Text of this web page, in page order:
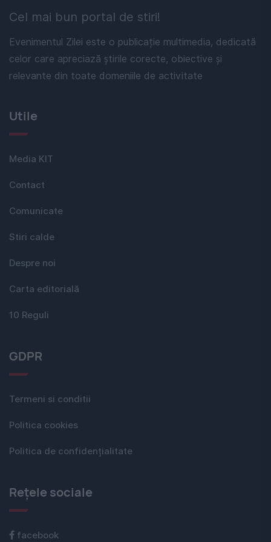
Cel mai bun portal de stiri!
Evenimentul Zilei este o publicație multimedia, dedicată
celor care apreciază știrile corecte, obiective și
relevante din toate domeniile de activitate
Utile
Media KIT
Contact
Comunicate
Stiri calde
Despre noi
Carta editorială
10 Reguli
GDPR
Termeni si conditii
Politica cookies
Politica de confidențialitate
Rețele sociale
facebook